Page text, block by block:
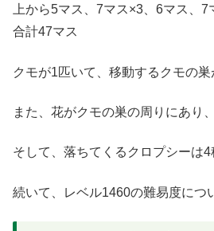
上から5マス、7マス×3、6マス、
合計47マス
クモが1匹いて、移動するクモの巣
また、花がクモの巣の周りにあり
そして、落ちてくるクロプシーは4
続いて、レベル1460の難易度につ